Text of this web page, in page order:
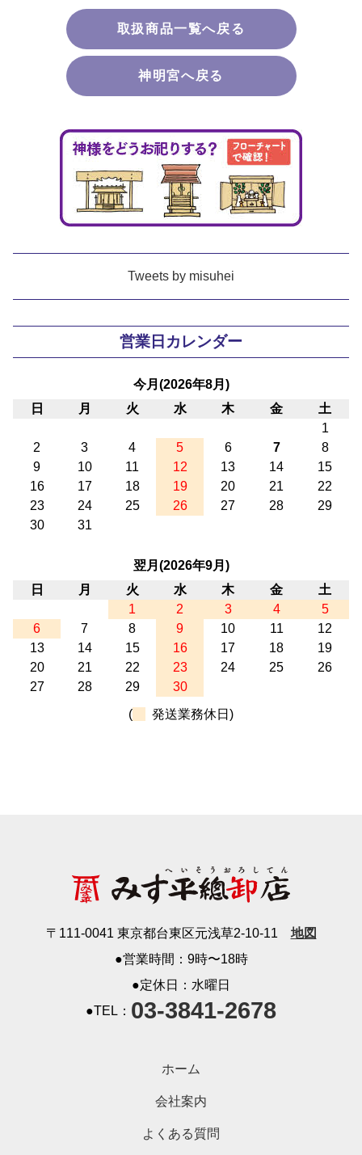
Tweets by misuhei
営業日カレンダー
今月(2026年8月)
日
月 火 水 木 金
土
1
2
3 4 5 6 7
8
9
10 11 12 13 14
15
16
17 18 19 20 21
22
23
24 25 26 27 28
29
30
31
翌月(2026年9月)
日
月 火 水 木 金
土
1
2 3 4
5
6
7 8 9 10 11
12
13
14 15 16 17 18
19
20
21 22 23 24 25
26
27
28 29
30
(
発送業務休日)
取扱商品一覧へ戻る
神明宮へ戻る
〒111-0041 東京都台東区元浅草2-10-11
地図
●営業時間：9時〜18時
●定休日：水曜日
●TEL： 03-3841-2678
ホーム
会社案内
よくある質問